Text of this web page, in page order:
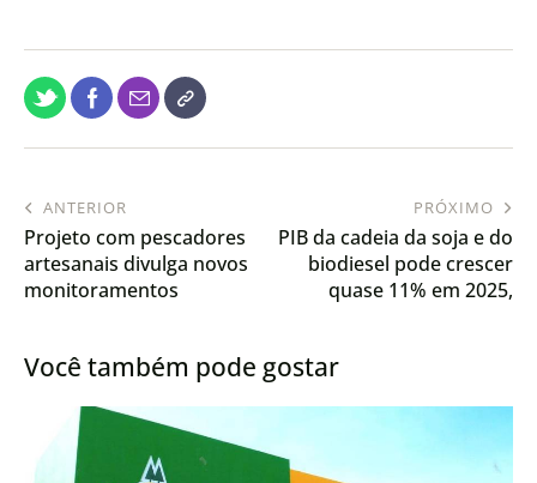
ANTERIOR
Projeto com pescadores
artesanais divulga novos
monitoramentos
PRÓXIMO
PIB da cadeia da soja e do
biodiesel pode crescer
quase 11% em 2025,
Você também pode gostar